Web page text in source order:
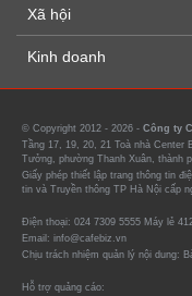
Xã hội
Kinh doanh
© Copyright 2012 - 2026 - Công ty
Tầng 17, 19, 20, 21 Toà nhà Center
Tưởng, phường Thanh Xuân, thành
Giấy phép thiết lập trang thông tin
tin và Truyền thông TP Hà Nội cấp
Điện thoại: 024 7309 5555 Máy lẻ
Email: info@cafebiz.vn
Chịu trách nhiệm quản lý nội dung:
Hỗ trợ quảng cáo: